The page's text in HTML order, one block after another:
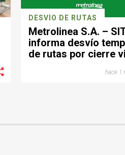
DESVÍO DE RUTAS
Metrolinea S.A. –
informa desvío
de rutas por cierre
hace 1